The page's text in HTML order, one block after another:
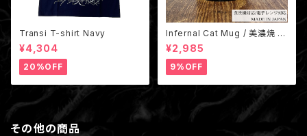
Transi T-shirt Navy
¥4,304
20%OFF
Infernal Cat Mug / 美濃焼 地
獄猫マグカップ 国産（非売品ス
テッカー付き）
¥2,985
9%OFF
その他の商品